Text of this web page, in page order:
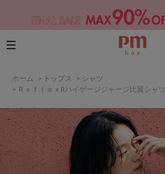
ホーム > トップス > シャツ
> ＲｅｆｌａｘRハイゲージジャージ比翼シャツ